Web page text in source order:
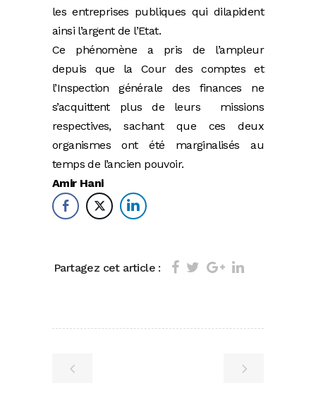
les entreprises publiques qui dilapident
ainsi l’argent de l’Etat.
Ce phénomène a pris de l’ampleur
depuis que la Cour des comptes et
l’Inspection générale des finances ne
s’acquittent plus de leurs missions
respectives, sachant que ces deux
organismes ont été marginalisés au
temps de l’ancien pouvoir.
Amir Hani
Partagez cet article :